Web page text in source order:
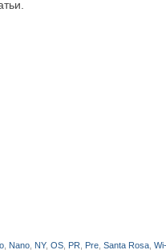
Nano NY,OS PR Pre ,Santa Rosa ,